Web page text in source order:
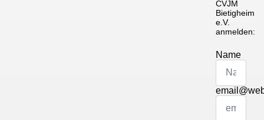
CVJM
Bietigheim
e.V.
anmelden:
Name